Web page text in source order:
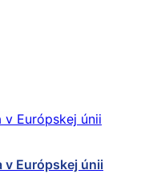
v Európskej únii